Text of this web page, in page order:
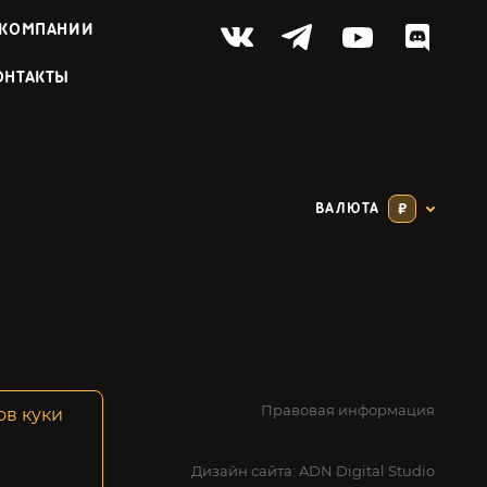
ВАЛЮТА ₽
Правовая информация
Дизайн сайта: ADN Digital Studio
куки